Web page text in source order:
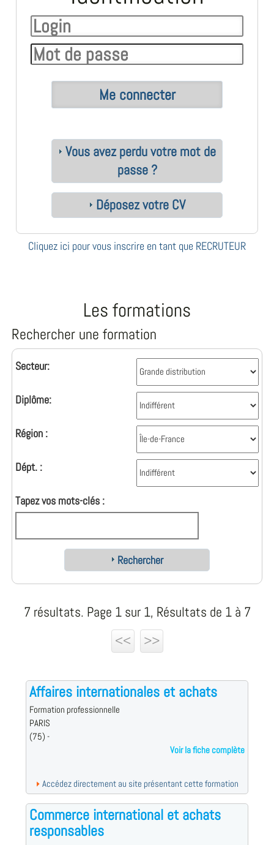
Vous avez perdu votre mot de
passe ?
Déposez votre CV
Cliquez ici pour vous inscrire en tant que RECRUTEUR
Les formations
Rechercher une formation
Secteur:
Diplôme:
Région :
Dépt. :
Tapez vos mots-clés :
Rechercher
7 résultats. Page 1 sur 1, Résultats de 1 à 7
<<
>>
Affaires internationales et achats
Formation professionnelle
PARIS
(75) -
Voir la fiche complète
Accédez directement au site présentant cette formation
Commerce international et achats
responsables